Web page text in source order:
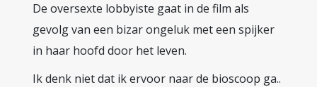
De oversexte lobbyiste gaat in de film als
gevolg van een bizar ongeluk met een spijker
in haar hoofd door het leven.
Ik denk niet dat ik ervoor naar de bioscoop ga..